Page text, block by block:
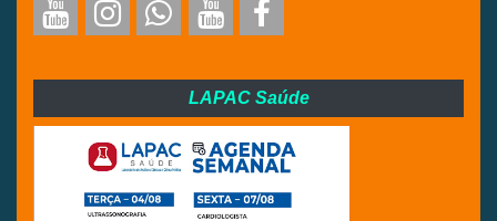
LAPAC Saúde